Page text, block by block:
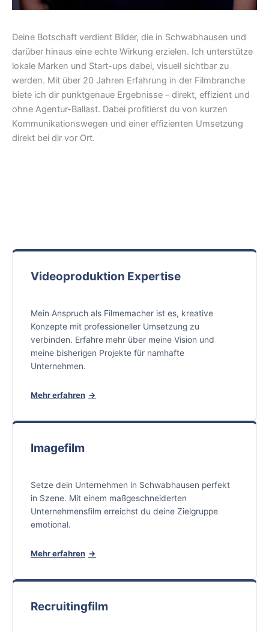
Deine Botschaft verdient Bilder, die in Schwabhausen und
darüber hinaus eine echte Wirkung erzielen. Ich unterstütze
lokale Marken und Start-ups dabei, visuell sichtbar zu
werden. Mit über 20 Jahren Erfahrung in der Filmbranche
biete ich dir punktgenaue Ergebnisse – direkt, effizient und
ohne Agentur-Ballast. Dabei profitierst du von kurzen
Kommunikationswegen und einer effizienten Umsetzung
direkt bei dir vor Ort.
Videoproduktion Expertise
Mein Anspruch als Filmemacher ist es, kreative
Konzepte mit professioneller Umsetzung zu
verbinden. Erfahre mehr über meine Vision und
meine bisherigen Projekte für namhafte
Unternehmen.
Mehr erfahren
Imagefilm
Setze dein Unternehmen in Schwabhausen perfekt
in Szene. Mit einem maßgeschneiderten
Unternehmensfilm erreichst du deine Zielgruppe
emotional.
Mehr erfahren
Recruitingfilm